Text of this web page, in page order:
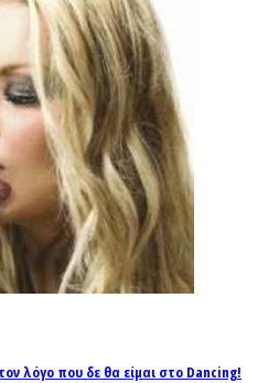
λόγο που δε θα είμαι στο Dancing!